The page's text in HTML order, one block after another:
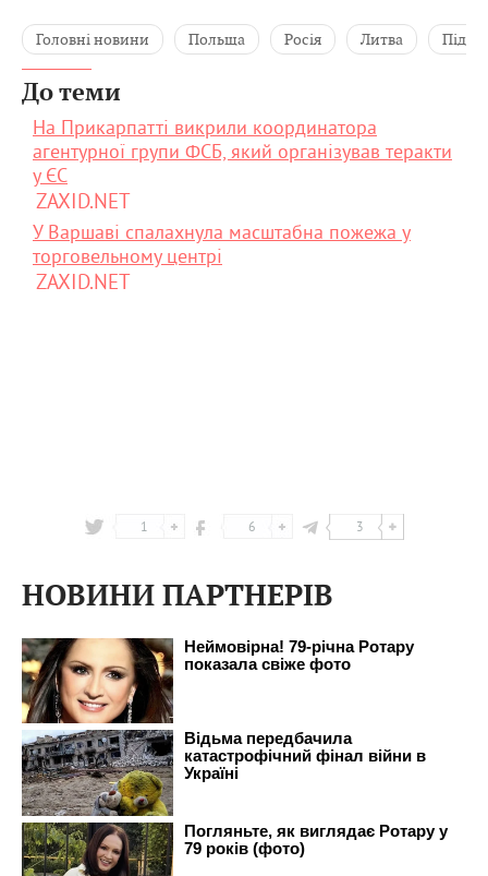
Головні новини Польща Росія Литва
До теми
На Прикарпатті викрили координатора
агентурної групи ФСБ, який організував теракти
у ЄС
ZAXID.NET
У Варшаві спалахнула масштабна пожежа у
торговельному центрі
ZAXID.NET
1 6 3
НОВИНИ ПАРТНЕРІВ